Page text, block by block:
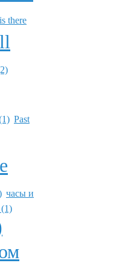
there
Past
часы и